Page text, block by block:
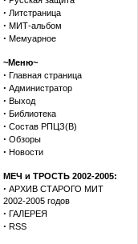
· Литстраница
· МИТ-альбом
· Мемуарное
~Меню~
· Главная страница
· Администратор
· Выход
· Библиотека
· Состав РПЦЗ(В)
· Обзоры
· Новости
МЕЧ и ТРОСТЬ 2002-2005:
· АРХИВ СТАРОГО МИТ
2002-2005 годов
· ГАЛЕРЕЯ
· RSS